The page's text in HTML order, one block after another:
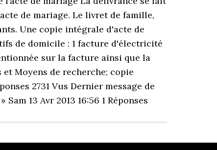
de mariage. Le livret de famille,
Une copie intégrale d'acte de
de domicile : 1 facture d'électricité
sur la facture ainsi que la
Moyens de recherche; copie
2731 Vus Dernier message de
13 Avr 2013 16:56 1 Réponses